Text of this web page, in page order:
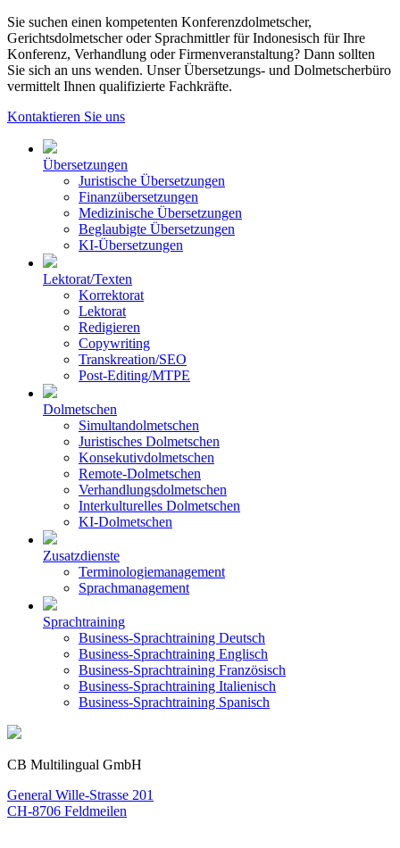
Sie suchen einen kompetenten Konferenzdolmetscher,
Gerichtsdolmetscher oder Sprachmittler für Indonesisch für Ihre
Konferenz, Verhandlung oder Firmenveranstaltung? Dann sollten
Sie sich an uns wenden. Unser Übersetzungs- und Dolmetscherbüro
vermittelt Ihnen qualifizierte Fachkräfte.
Kontaktieren Sie uns
Übersetzungen
Juristische Übersetzungen
Finanzübersetzungen
Medizinische Übersetzungen
Beglaubigte Übersetzungen
KI-Übersetzungen
Lektorat/Texten
Korrektorat
Lektorat
Redigieren
Copywriting
Transkreation/SEO
Post-Editing/MTPE
Dolmetschen
Simultandolmetschen
Juristisches Dolmetschen
Konsekutivdolmetschen
Remote-Dolmetschen
Verhandlungsdolmetschen
Interkulturelles Dolmetschen
KI-Dolmetschen
Zusatzdienste
Terminologiemanagement
Sprachmanagement
Sprachtraining
Business-Sprachtraining Deutsch
Business-Sprachtraining Englisch
Business-Sprachtraining Französisch
Business-Sprachtraining Italienisch
Business-Sprachtraining Spanisch
CB Multilingual GmbH
General Wille-Strasse 201
CH-8706 Feldmeilen